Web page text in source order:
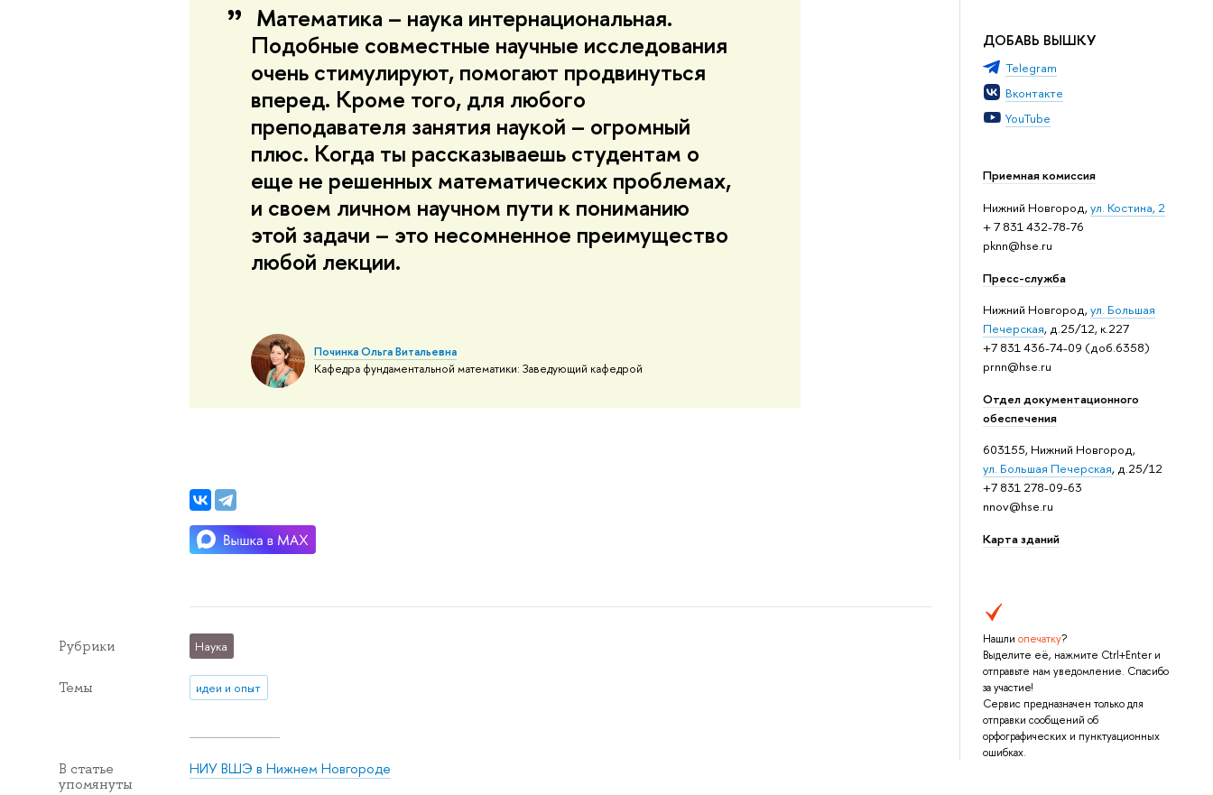
ДОБАВЬ ВЫШКУ
Telegram
Вконтакте
YouTube
Приемная комиссия
Нижний Новгород,ул. Костина, 2
+ 7 831 432-78-76
pknn@hse.ru
Пресс-служба
Нижний Новгород,ул. Большая
Печерская, д.25/12, к.227
+7 831 436-74-09 (доб.6358)
prnn@hse.ru
Отдел документационного
обеспечения
603155, Нижний Новгород,
ул. Большая Печерская, д.25/12
+7 831 278-09-63
nnov@hse.ru
Карта зданий
Нашли опечатку?
Выделите её, нажмите Ctrl+Enter и
отправьте нам уведомление. Спасибо
за участие!
Сервис предназначен только для
отправки сообщений об
орфографических и пунктуационных
ошибках.
Математика – наука интернациональная.
Подобные совместные научные исследования
очень стимулируют, помогают продвинуться
вперед. Кроме того, для любого
преподавателя занятия наукой – огромный
плюс. Когда ты рассказываешь студентам о
еще не решенных математических проблемах,
и своем личном научном пути к пониманию
этой задачи – это несомненное преимущество
любой лекции.
Починка Ольга Витальевна
Кафедра фундаментальной математики: Заведующий кафедрой
Рубрики Наука
Темы идеи и опыт
В статье
упомянуты
НИУ ВШЭ в Нижнем Новгороде